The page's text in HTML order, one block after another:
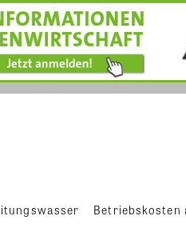
Betriebskosten